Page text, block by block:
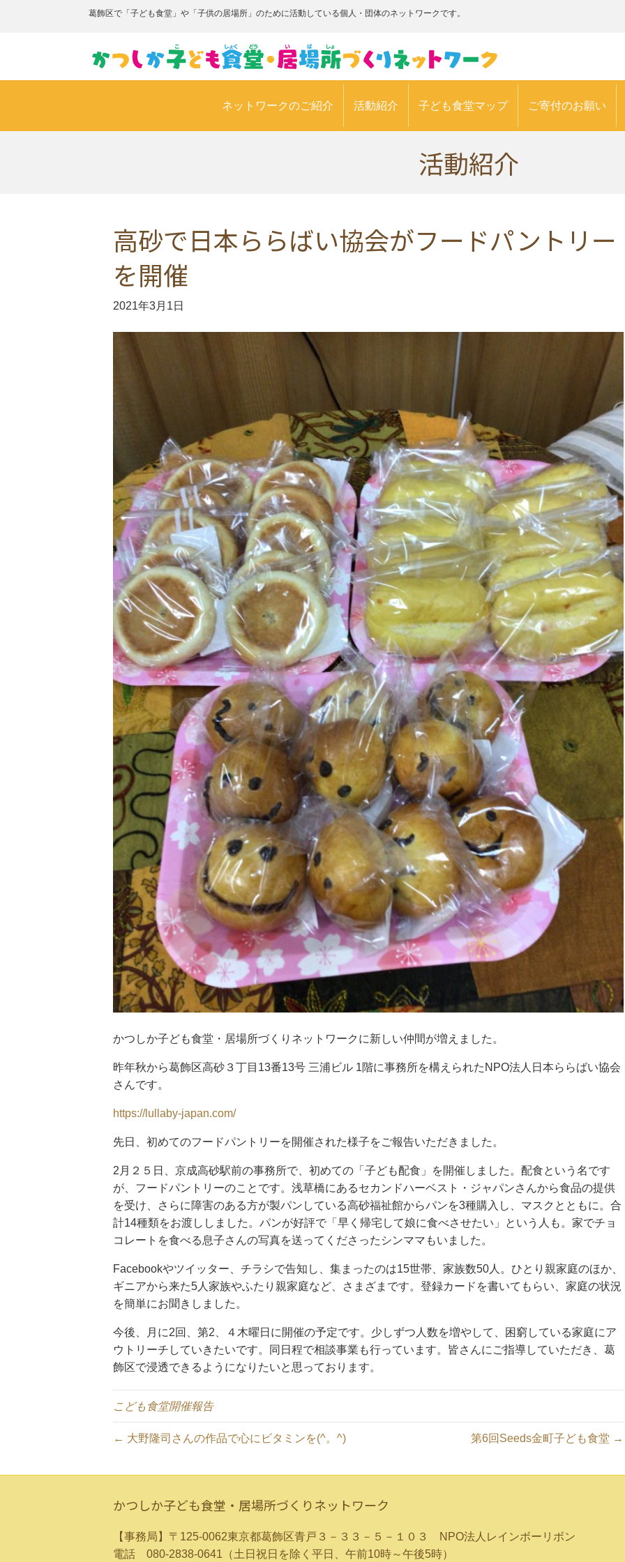
葛飾区で「子ども食堂」や「子供の居場所」のために活動している個人・団体のネットワークです。
ネットワークのご紹介 活動紹介 子ども食堂マップ ご寄付のお願い
活動紹介
高砂で日本ららばい協会がフードパントリー
を開催
2021年3月1日
かつしか子ども食堂・居場所づくりネットワークに新しい仲間が増えました。
昨年秋から葛飾区高砂３丁目13番13号 三浦ビル 1階に事務所を構えられたNPO法人日本ららばい協会
さんです。
https://lullaby-japan.com/
先日、初めてのフードパントリーを開催された様子をご報告いただきました。
2月２５日、京成高砂駅前の事務所で、初めての「子ども配食」を開催しました。配食という名です
が、フードパントリーのことです。浅草橋にあるセカンドハーベスト・ジャパンさんから食品の提供
を受け、さらに障害のある方が製パンしている高砂福祉館からパンを3種購入し、マスクとともに。合
計14種類をお渡ししました。パンが好評で「早く帰宅して娘に食べさせたい」という人も。家でチョ
コレートを食べる息子さんの写真を送ってくださったシンママもいました。
Facebookやツイッター、チラシで告知し、集まったのは15世帯、家族数50人。ひとり親家庭のほか、
ギニアから来た5人家族やふたり親家庭など、さまざまです。登録カードを書いてもらい、家庭の状況
を簡単にお聞きしました。
今後、月に2回、第2、４木曜日に開催の予定です。少しずつ人数を増やして、困窮している家庭にア
ウトリーチしていきたいです。同日程で相談事業も行っています。皆さんにご指導していただき、葛
飾区で浸透できるようになりたいと思っております。
こども食堂開催報告
← 大野隆司さんの作品で心にビタミンを(^。^) 第6回Seeds金町子ども食堂 →
かつしか子ども食堂・居場所づくりネットワーク
【事務局】〒125-0062東京都葛飾区青戸３－３３－５－１０３ NPO法人レインボーリボン
電話 080-2838-0641（土日祝日を除く平日、午前10時～午後5時）